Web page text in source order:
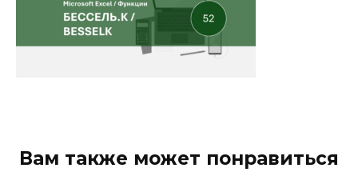
Вам также может понравиться